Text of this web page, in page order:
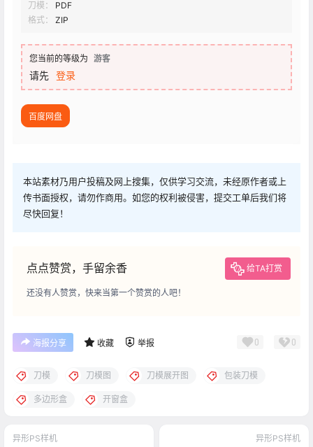
刀模：
PDF
格式：
ZIP
您当前的等级为 游客
请先 登录
百度网盘
本站素材乃用户投稿及网上搜集，仅供学习交流，未经原作者或上
传书面授权，请勿作商用。如您的权利被侵害，提交工单后我们将
尽快回复！
点点赞赏，手留余香 给TA打赏
还没有人赞赏，快来当第一个赞赏的人吧！
海报分享 收藏 举报 0 0
刀模 刀模图 刀模展开图 包装刀模
多边形盒 开窗盒
异形PS样机 异形PS样机